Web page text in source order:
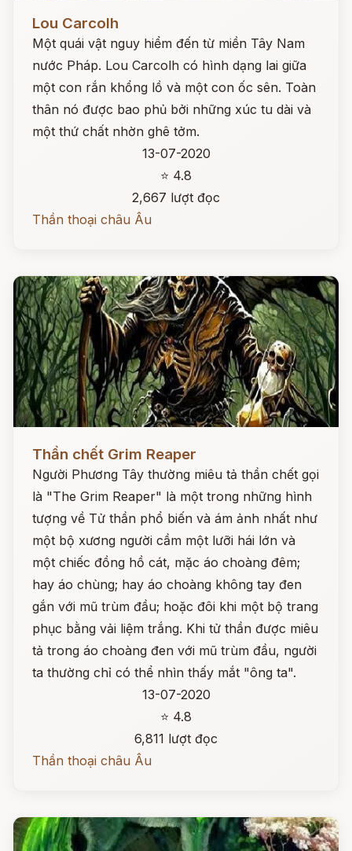
Lou Carcolh
Một quái vật nguy hiểm đến từ miền Tây Nam
nước Pháp. Lou Carcolh có hình dạng lai giữa
một con rắn khổng lồ và một con ốc sên. Toàn
thân nó được bao phủ bởi những xúc tu dài và
một thứ chất nhờn ghê tởm.
13-07-2020
⭐ 4.8
2,667 lượt đọc
Thần thoại châu Âu
Đọc ngay
Thần chết Grim Reaper
Người Phương Tây thường miêu tả thần chết gọi
là "The Grim Reaper" là một trong những hình
tượng về Tử thần phổ biến và ám ảnh nhất như
một bộ xương người cầm một lưỡi hái lớn và
một chiếc đồng hồ cát, mặc áo choàng đêm;
hay áo chùng; hay áo choàng không tay đen
gắn với mũ trùm đầu; hoặc đôi khi một bộ trang
phục bằng vải liệm trắng. Khi tử thần được miêu
tả trong áo choàng đen với mũ trùm đầu, người
ta thường chỉ có thể nhìn thấy mắt "ông ta".
13-07-2020
⭐ 4.8
6,811 lượt đọc
Thần thoại châu Âu